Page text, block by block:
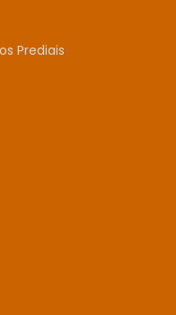
Prediais